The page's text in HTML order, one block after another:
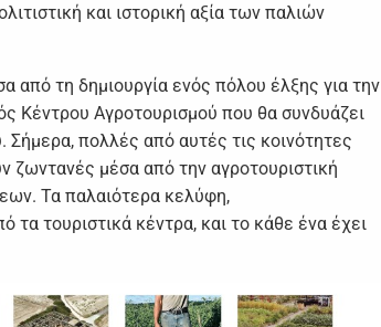
και ιστορική αξία των παλιών
από τη δημιουργία ενός πόλου έλξης για την
Κέντρου Αγροτουρισμού που θα συνδυάζει
Σήμερα, πολλές από αυτές τις κοινότητες
μέσα από την αγροτουριστική
Τα παλαιότερα κελύφη,
τα τουριστικά κέντρα, και το κάθε ένα έχει